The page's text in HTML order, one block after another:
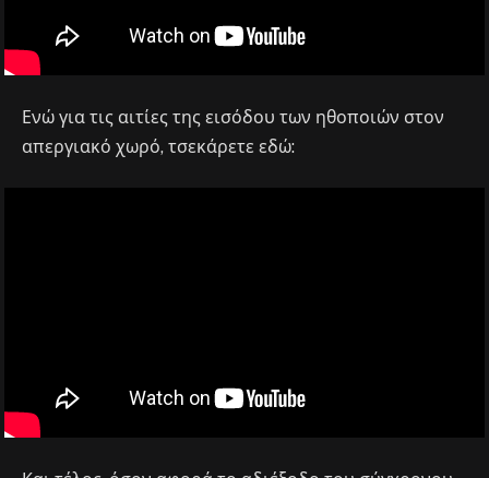
Ενώ για τις αιτίες της εισόδου των ηθοποιών στον
απεργιακό χωρό, τσεκάρετε εδώ: